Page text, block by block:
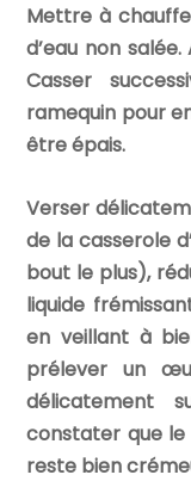
Mettre à
d’eau non
Casser
ramequin pour
être épais.
Verser
de la casserole
bout le plus),
liquide
en veillant à
prélever un
délicatement
constater que le
reste bien